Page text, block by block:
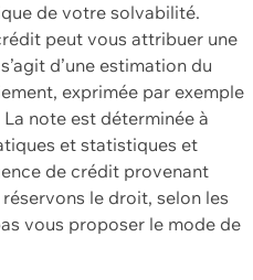
de votre solvabilité.
peut vous attribuer une
d’une estimation du
exprimée par exemple
note est déterminée à
et statistiques et
de crédit provenant
le droit, selon les
vous proposer le mode de